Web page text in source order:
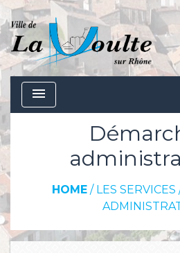
menu
HOME/ LES SERVICES